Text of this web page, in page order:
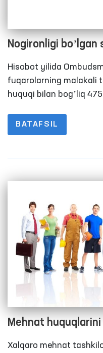
Nogironligi
erkinliklari doimiy
Hisobot yilida
fuqarolarning malakali
huquqi bilan bogʼliq
BATAFSIL
Mehnat
Ombudsmanning
Xalqaro mehnat